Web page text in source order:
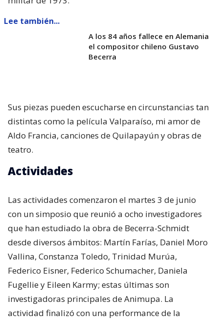
Lee también...
A los 84 años fallece en Alemania
el compositor chileno Gustavo
Becerra
Sus piezas pueden escucharse en circunstancias tan
distintas como la película Valparaíso, mi amor de
Aldo Francia, canciones de Quilapayún y obras de
teatro.
Actividades
Las actividades comenzaron el martes 3 de junio
con un simposio que reunió a ocho investigadores
que han estudiado la obra de Becerra-Schmidt
desde diversos ámbitos: Martín Farías, Daniel Moro
Vallina, Constanza Toledo, Trinidad Murúa,
Federico Eisner, Federico Schumacher, Daniela
Fugellie y Eileen Karmy; estas últimas son
investigadoras principales de Animupa. La
actividad finalizó con una performance de la